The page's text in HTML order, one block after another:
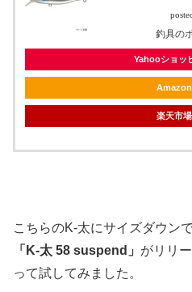
釣具の
Yahooショッ
Amazon
楽天市場
こちらのK-太にサイズダウン
「K-太 58 suspend」 がリリ
って試してみました。